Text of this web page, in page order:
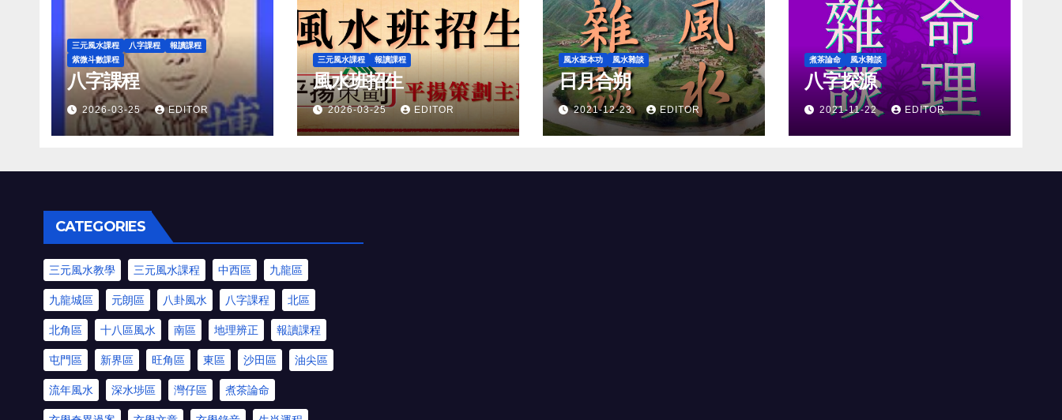
三元風水課程 八字課程
報讀課程
紫微斗數課程
八字課程
2026-03-25 EDITOR
三元風水課程 報讀課程
風水班招生
2026-03-25 EDITOR
風水基本功 風水雜談
日月合朔
2021-12-23 EDITOR
煮茶論命 風水雜談
八字探源
2021-11-22 EDITOR
CATEGORIES
三元風水教學 三元風水課程 中西區 九龍區
九龍城區 元朗區 八卦風水 八字課程 北區
北角區 十八區風水 南區 地理辨正 報讀課程
屯門區 新界區 旺角區 東區 沙田區 油尖區
流年風水 深水埗區 灣仔區 煮茶論命